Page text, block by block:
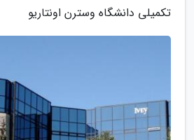
تکمیلی دانشگاه وسترن اونتاریو